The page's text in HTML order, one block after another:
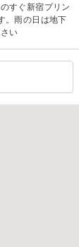
すぐ新宿プリン
。雨の日は地下
い